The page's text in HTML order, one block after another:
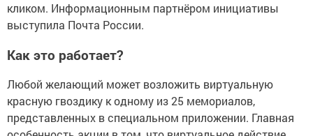
кликом. Информационным партнёром инициативы
выступила Почта России.
Как это работает?
Любой желающий может возложить виртуальную
красную гвоздику к одному из 25 мемориалов,
представленных в специальном приложении. Главная